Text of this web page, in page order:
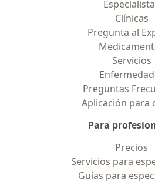
Clínicas
Pregunta al
Servicios
Preguntas
Aplicación para
Para
Precios
Servicios para
Guías para